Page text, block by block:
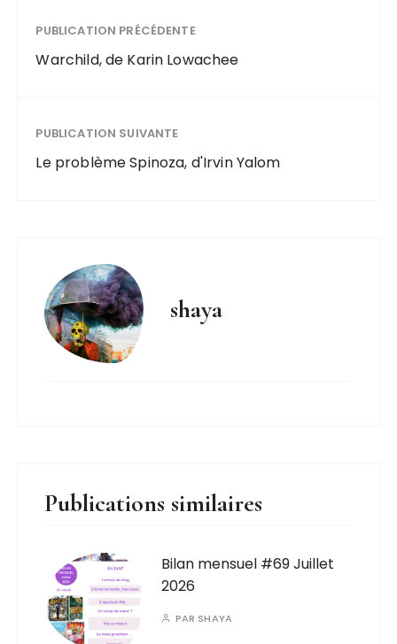
PUBLICATION PRÉCÉDENTE
Warchild, de Karin Lowachee
PUBLICATION SUIVANTE
Le problème Spinoza, d'Irvin Yalom
shaya
Publications similaires
Bilan mensuel #69 Juillet
2026
PAR SHAYA